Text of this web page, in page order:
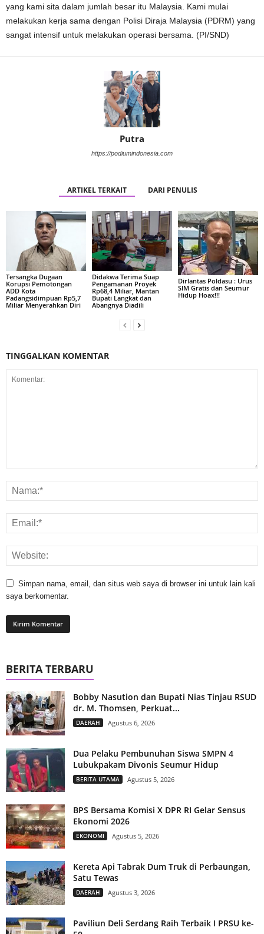
yang kami sita dalam jumlah besar itu Malaysia. Kami mulai
melakukan kerja sama dengan Polisi Diraja Malaysia (PDRM) yang
sangat intensif untuk melakukan operasi bersama. (PI/SND)
Putra
https://podiumindonesia.com
ARTIKEL TERKAIT DARI PENULIS
Tersangka Dugaan
Korupsi Pemotongan
ADD Kota
Padangsidimpuan Rp5,7
Miliar Menyerahkan Diri
Didakwa Terima Suap
Pengamanan Proyek
Rp68,4 Miliar, Mantan
Bupati Langkat dan
Abangnya Diadili
Dirlantas Poldasu : Urus
SIM Gratis dan Seumur
Hidup Hoax!!!
TINGGALKAN KOMENTAR
Simpan nama, email, dan situs web saya di browser ini untuk lain kali
saya berkomentar.
BERITA TERBARU
Bobby Nasution dan Bupati Nias Tinjau RSUD
dr. M. Thomsen, Perkuat...
DAERAH Agustus 6, 2026
Dua Pelaku Pembunuhan Siswa SMPN 4
Lubukpakam Divonis Seumur Hidup
BERITA UTAMA Agustus 5, 2026
BPS Bersama Komisi X DPR RI Gelar Sensus
Ekonomi 2026
EKONOMI Agustus 5, 2026
Kereta Api Tabrak Dum Truk di Perbaungan,
Satu Tewas
DAERAH Agustus 3, 2026
Paviliun Deli Serdang Raih Terbaik I PRSU ke-